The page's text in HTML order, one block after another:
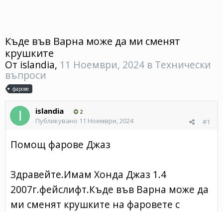
Къде във Варна може да ми сменят
крушките
От islandia, 11 Ноември, 2024 в Технически
въпроси
фарове
islandia 2
#1
Публикувано 11 Ноември, 2024
Помощ фарове Джаз
Здравейте.Имам Хонда Джаз 1.4
2007г.фейслифт.Къде във Варна може да
ми сменят крушките на фаровете с